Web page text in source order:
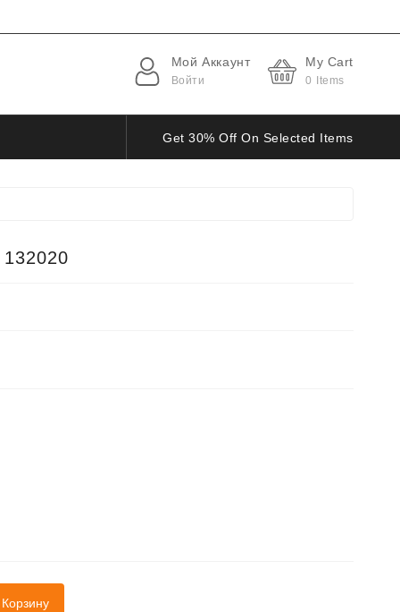
Мой Аккаунт
Войти
My Cart
0 Items
Get 30% Off On Selected Items